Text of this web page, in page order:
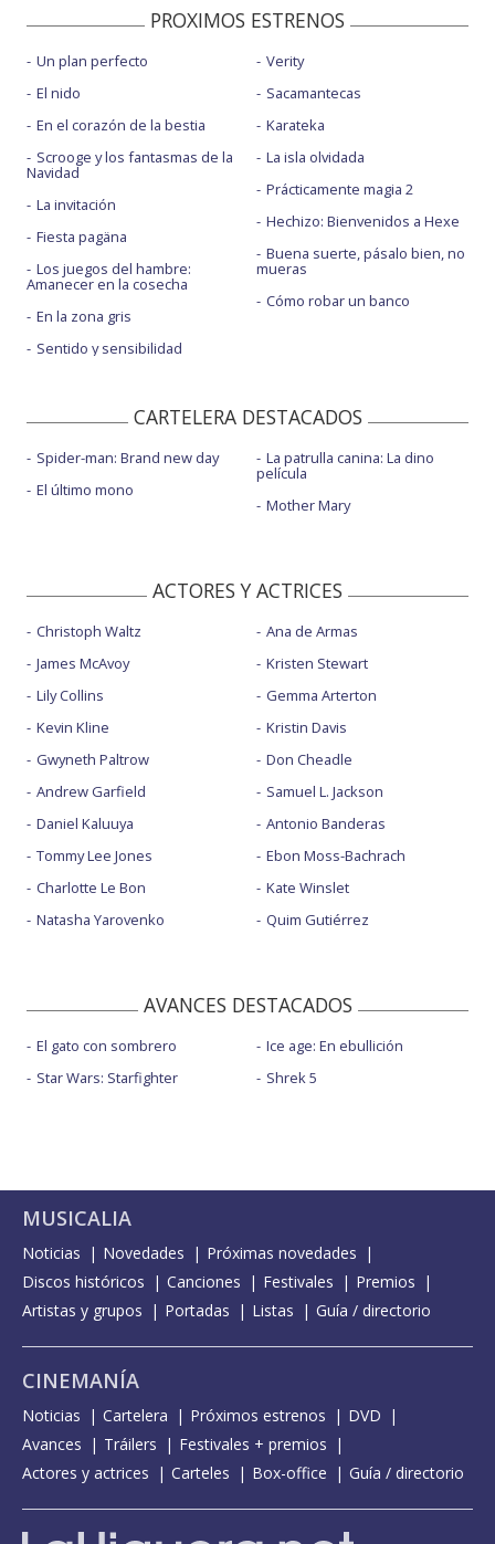
PROXIMOS ESTRENOS
Un plan perfecto
El nido
En el corazón de la bestia
Scrooge y los fantasmas de la
Navidad
La invitación
Fiesta pagäna
Los juegos del hambre:
Amanecer en la cosecha
En la zona gris
Sentido y sensibilidad
Verity
Sacamantecas
Karateka
La isla olvidada
Prácticamente magia 2
Hechizo: Bienvenidos a Hexe
Buena suerte, pásalo bien, no
mueras
Cómo robar un banco
CARTELERA DESTACADOS
Spider-man: Brand new day
El último mono
La patrulla canina: La dino
película
Mother Mary
ACTORES Y ACTRICES
Christoph Waltz
James McAvoy
Lily Collins
Kevin Kline
Gwyneth Paltrow
Andrew Garfield
Daniel Kaluuya
Tommy Lee Jones
Charlotte Le Bon
Natasha Yarovenko
Ana de Armas
Kristen Stewart
Gemma Arterton
Kristin Davis
Don Cheadle
Samuel L. Jackson
Antonio Banderas
Ebon Moss-Bachrach
Kate Winslet
Quim Gutiérrez
AVANCES DESTACADOS
El gato con sombrero
Star Wars: Starfighter
Ice age: En ebullición
Shrek 5
MUSICALIA
Noticias Novedades
Próximas novedades
Discos históricos
Canciones Festivales
Premios
Artistas y grupos
Portadas Listas Guía / directorio
CINEMANÍA
Noticias Cartelera Próximos estrenos
DVD
Avances
Tráilers
Festivales + premios
Actores y actrices
Carteles Box-office Guía / directorio